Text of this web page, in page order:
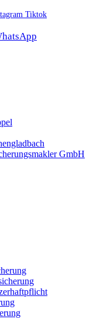
Tiktok
GmbH